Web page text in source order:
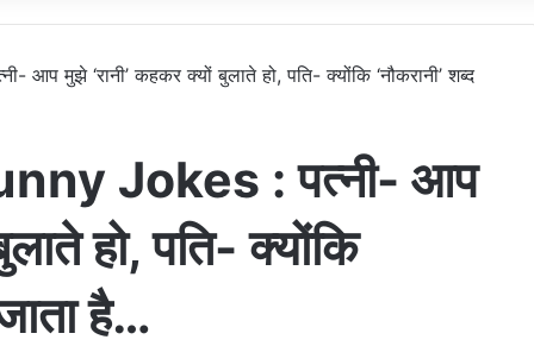
मुझे ‘रानी’ कहकर क्यों बुलाते हो, पति- क्योंकि ‘नौकरानी’ शब्द
Jokes : पत्नी- आप
हो, पति- क्योंकि
है…